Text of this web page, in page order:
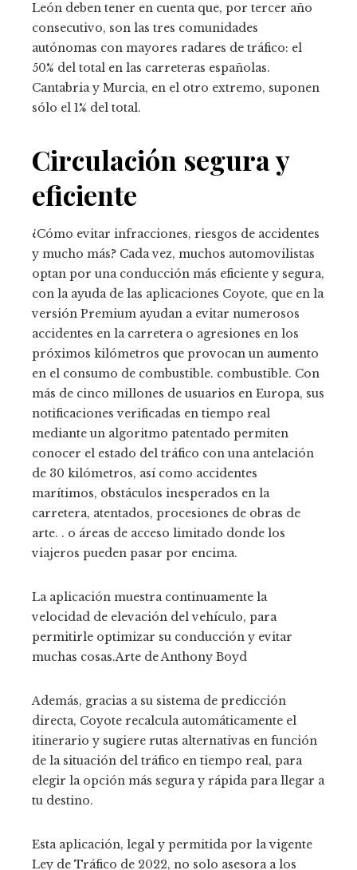
León deben tener en cuenta que, por tercer año
consecutivo, son las tres comunidades
autónomas con mayores radares de tráfico: el
50% del total en las carreteras españolas.
Cantabria y Murcia, en el otro extremo, suponen
sólo el 1% del total.
Circulación segura y
eficiente
¿Cómo evitar infracciones, riesgos de accidentes
y mucho más? Cada vez, muchos automovilistas
optan por una conducción más eficiente y segura,
con la ayuda de las aplicaciones Coyote, que en la
versión Premium ayudan a evitar numerosos
accidentes en la carretera o agresiones en los
próximos kilómetros que provocan un aumento
en el consumo de combustible. combustible. Con
más de cinco millones de usuarios en Europa, sus
notificaciones verificadas en tiempo real
mediante un algoritmo patentado permiten
conocer el estado del tráfico con una antelación
de 30 kilómetros, así como accidentes
marítimos, obstáculos inesperados en la
carretera, atentados, procesiones de obras de
arte. . o áreas de acceso limitado donde los
viajeros pueden pasar por encima.
La aplicación muestra continuamente la
velocidad de elevación del vehículo, para
permitirle optimizar su conducción y evitar
muchas cosas.Arte de Anthony Boyd
Además, gracias a su sistema de predicción
directa, Coyote recalcula automáticamente el
itinerario y sugiere rutas alternativas en función
de la situación del tráfico en tiempo real, para
elegir la opción más segura y rápida para llegar a
tu destino.
Esta aplicación, legal y permitida por la vigente
Ley de Tráfico de 2022, no solo asesora a los